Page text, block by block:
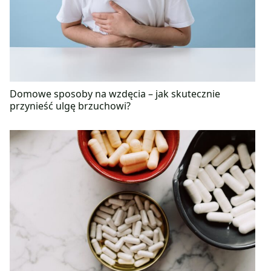
Domowe sposoby na wzdęcia – jak skutecznie
przynieść ulgę brzuchowi?